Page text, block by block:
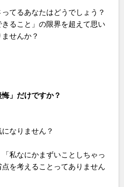
てるあなたはどうでしょう？
ること」の限界を超えて思い
せんか？
」だけですか？
なりません？
私なにかまずいことしちゃっ
を考えることってありません